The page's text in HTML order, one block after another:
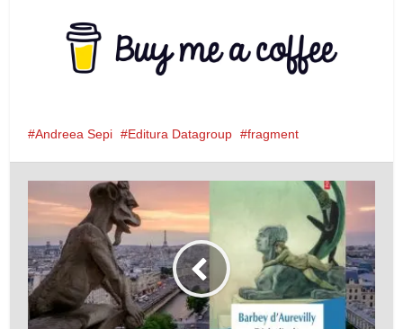
Andreea Sepi Editura Datagroup fragment